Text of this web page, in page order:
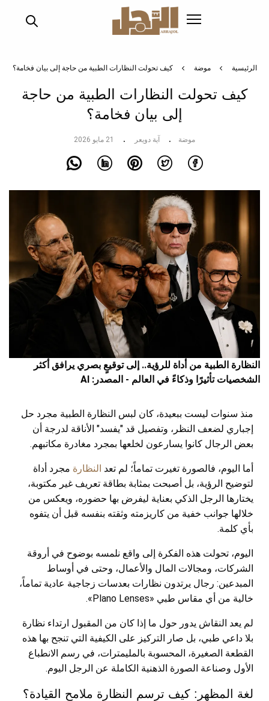
الرئيسية موضة كيف تحولت النظارات الطبية من حاجة إلى بيان فخامة؟
كيف تحولت النظارات الطبية من حاجة
إلى بيان فخامة؟
موضة آية دويعر 21 مايو 2026
النظارة الطبية من أداة للرؤية.. إلى توقيعٍ بصري يرافق أكثر
الشخصيات تأثيرًا وذكاءً في العالم - المصدر: AI
منذ سنوات ليست ببعيدة، كان لبس النظارة الطبية مجرد حل
إجباري لضعف النظر، وتفصيل قد "يفسد" الأناقة لدرجة أن
بعض الرجال كانوا يسارعون لخلعها بمجرد مغادرة مكاتبهم.
أما اليوم، فالصورة تغيرت تماماً؛ لم تعد النظارة مجرد أداة
لتوضيح الرؤية، بل أصبحت بمثابة بطاقة تعريف غير مكتوبة،
يختارها الرجل الذكي بعناية ليفرض بها حضوره، ويعكس من
خلالها جوانب خفية من كاريزمته وثقته بنفسه قبل أن يتفوه
بأي كلمة.
اليوم، تحولت هذه الفكرة إلى واقع نلمسه بوضوح في أروقة
الشركات، ومجالات المال والأعمال، وحتى في أوساط
المبدعين: رجال يرتدون نظارات بعدسات زجاجية عادية تماماً،
خالية من أي مقاس طبي «Plano Lenses».
لم يعد النقاش يدور حول ما إذا كان من المقبول ارتداء نظارة
بلا داعي طبي، بل صار التركيز على الكيفية التي تنجح بها هذه
القطعة الصغيرة، المحسوبة بالمليمترات، في رسم الانطباع
الأول وصناعة الصورة الذهنية الكاملة عن الرجل اليوم.
لغة المظهر: كيف ترسم النظارة ملامح القيادة؟